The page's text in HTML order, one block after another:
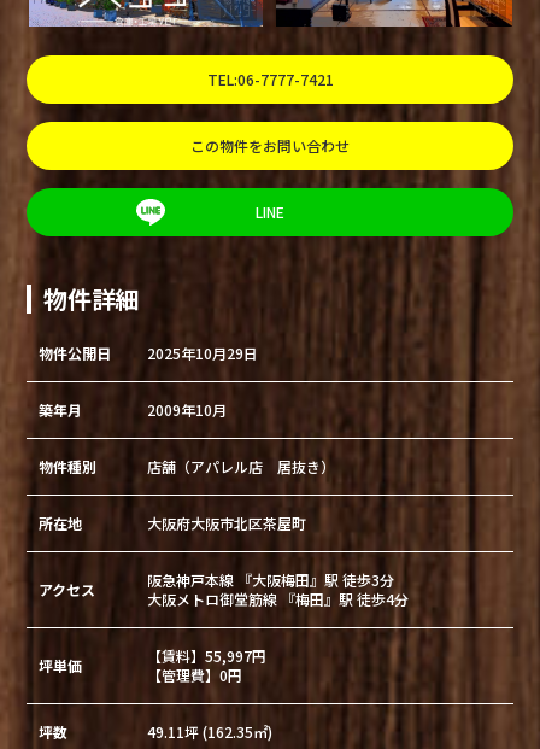
TEL:06-7777-7421
この物件をお問い合わせ
LINE
物件詳細
物件公開日 2025年10月29日
築年月 2009年10月
物件種別 店舗（アパレル店 居抜き）
所在地 大阪府大阪市北区茶屋町
アクセス
阪急神戸本線 『大阪梅田』駅 徒歩3分
大阪メトロ御堂筋線 『梅田』駅 徒歩4分
坪単価
【賃料】55,997円
【管理費】0円
坪数 49.11坪 (162.35㎡)